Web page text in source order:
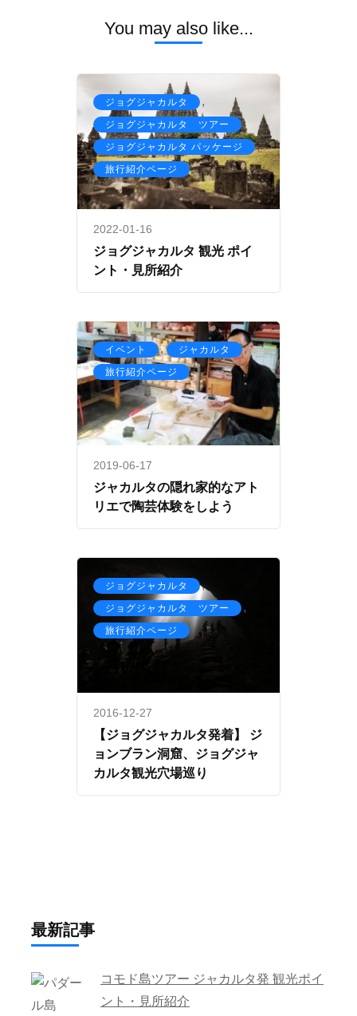
You may also like...
ジョグジャカルタ ,
ジョグジャカルタ ツアー ,
ジョグジャカルタ パッケージ ,
旅行紹介ページ
2022-01-16
ジョグジャカルタ 観光 ポイ
ント・見所紹介
イベント , ジャカルタ ,
旅行紹介ページ
2019-06-17
ジャカルタの隠れ家的なアト
リエで陶芸体験をしよう
ジョグジャカルタ ,
ジョグジャカルタ ツアー ,
旅行紹介ページ
2016-12-27
【ジョグジャカルタ発着】 ジ
ョンブラン洞窟、ジョグジャ
カルタ観光穴場巡り
最新記事
コモド島ツアー ジャカルタ発 観光ポイ
ント・見所紹介